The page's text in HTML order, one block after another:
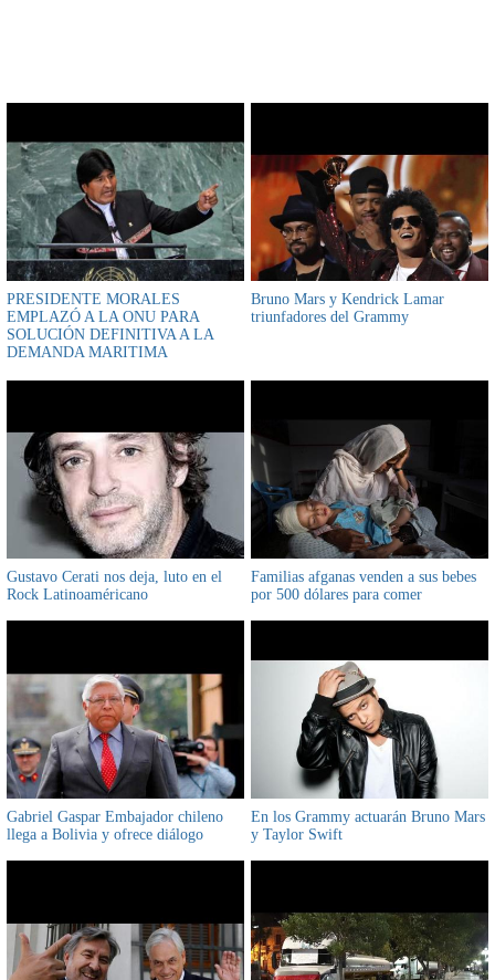
PRESIDENTE MORALES
EMPLAZÓ A LA ONU PARA
SOLUCIÓN DEFINITIVA A LA
DEMANDA MARITIMA
Bruno Mars y Kendrick Lamar
triunfadores del Grammy
Gustavo Cerati nos deja, luto en el
Rock Latinoaméricano
Familias afganas venden a sus bebes
por 500 dólares para comer
Gabriel Gaspar Embajador chileno
llega a Bolivia y ofrece diálogo
En los Grammy actuarán Bruno Mars
y Taylor Swift